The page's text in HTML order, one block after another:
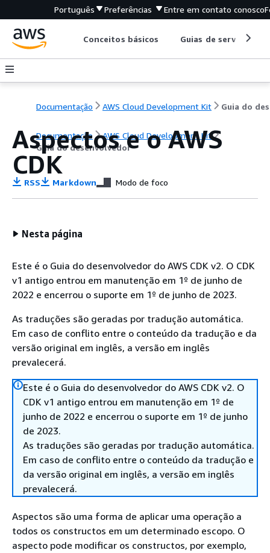
Português Preferências Entre em contato conosco
Conceitos básicos Guias de serviço
Documentação AWS Cloud Development Kit
Documentação
AWS Cloud Development Kit
Guia do desenvolvedor
Aspectos e o AWS
CDK
RSS Markdown Modo de foco
Nesta página
Este é o Guia do desenvolvedor do AWS CDK v2. O CDK
v1 antigo entrou em manutenção em 1º de junho de
2022 e encerrou o suporte em 1º de junho de 2023.
As traduções são geradas por tradução automática.
Em caso de conflito entre o conteúdo da tradução e da
versão original em inglês, a versão em inglês
prevalecerá.
Este é o Guia do desenvolvedor do AWS CDK v2. O
CDK v1 antigo entrou em manutenção em 1º de
junho de 2022 e encerrou o suporte em 1º de junho
de 2023.
As traduções são geradas por tradução automática.
Em caso de conflito entre o conteúdo da tradução e
da versão original em inglês, a versão em inglês
prevalecerá.
Aspectos são uma forma de aplicar uma operação a
todos os constructos em um determinado escopo. O
aspecto pode modificar os constructos, por exemplo,